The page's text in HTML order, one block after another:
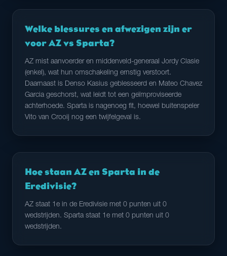
Welke blessures en afwezigen zijn er
voor AZ vs Sparta?
AZ mist aanvoerder en middenveld-generaal Jordy Clasie
(enkel), wat hun omschakeling ernstig verstoort.
Daarnaast is Denso Kasius geblesseerd en Mateo Chavez
Garcia geschorst, wat leidt tot een geïmproviseerde
achterhoede. Sparta is nagenoeg fit, hoewel buitenspeler
Vito van Crooij nog een twijfelgeval is.
Hoe staan AZ en Sparta in de
Eredivisie?
AZ staat 1e in de Eredivisie met 0 punten uit 0
wedstrijden. Sparta staat 1e met 0 punten uit 0
wedstrijden.